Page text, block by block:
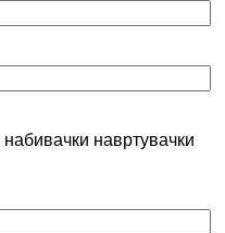
набивачки навртувачки